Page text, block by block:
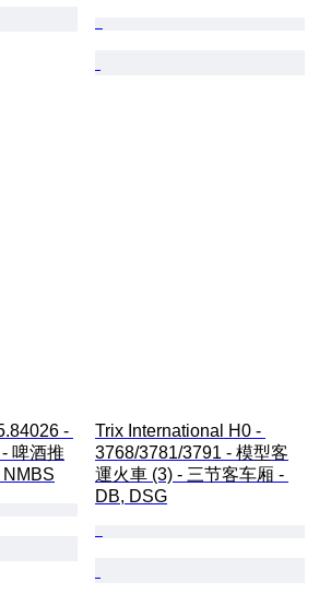
-
啤酒推
Trix International H0 -
3768/3781/3791 - 模型客
運火車 (3) - 三节客车厢 -
DB, DSG